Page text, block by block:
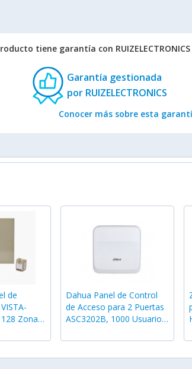
tiene garantía con
Garantía gestionada
por RUIZELECTRONICS
Conocer más sobre esta
de
Zonas,
Dahua Panel de Control
de Acceso para 2 Puertas
ASC3202B, 1000 Usuarios,